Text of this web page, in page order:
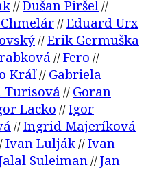
//Dušan Piršel//
//Eduard Urx
//Erik Germuška
//Fero //
Kráľ// Gabriela
Turisová // Goran
Lacko //Igor
//Ingrid Majeríková
Ivan Lulják//Ivan
Suleiman//Jan